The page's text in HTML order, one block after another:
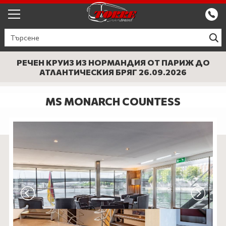
ЕКСКУРЗИИ ОТ ПЛОВДИВ
КРУИЗИ
Круизи с водач
БЪЛГАРИЯ
ЕВРОПА
ТУРЦИЯ
СЕПТЕМВРИЙСКИ ПРАЗНИЦИ
ПОЧИВКИ В ТУРЦИЯ 2026
РЕЧЕН КРУИЗ ИЗ НОРМАНДИЯ ОТ ПАРИЖ ДО
АТЛАНТИЧЕСКИЯ БРЯГ 26.09.2026
MS MONARCH COUNTESS